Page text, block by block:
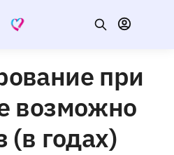
при
возможно
(в годах)